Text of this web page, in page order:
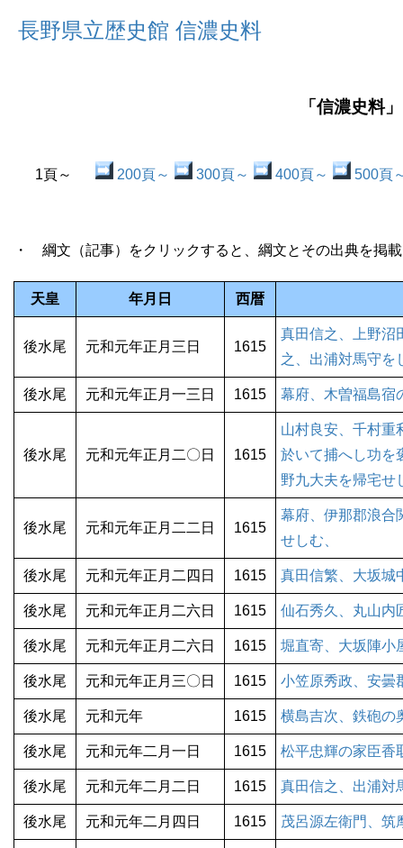
長野県立歴史館 信濃史料
「信濃史
1頁～ 200頁～ 300頁～ 400頁～ 500頁
・ 綱文（記事）をクリックすると、綱文とその出典を掲
天皇 年月日 西暦
後水尾 元和元年正月三日 1615
真田信之、上野
之、出浦対馬守を
後水尾 元和元年正月一三日 1615 幕府、木曽福島宿
後水尾 元和元年正月二〇日 1615
山村良安、千村重
於いて捕へし功
野九大夫を帰宅せ
後水尾 元和元年正月二二日 1615
幕府、伊那郡浪合
せしむ、
後水尾 元和元年正月二四日 1615 真田信繁、大坂城
後水尾 元和元年正月二六日 1615 仙石秀久、丸山内
後水尾 元和元年正月二六日 1615 堀直寄、大坂陣小
後水尾 元和元年正月三〇日 1615 小笠原秀政、安曇
後水尾 元和元年 1615 横島吉次、鉄砲の
後水尾 元和元年二月一日 1615 松平忠輝の家臣香
後水尾 元和元年二月二日 1615 真田信之、出浦対
後水尾 元和元年二月四日 1615 茂呂源左衛門、筑